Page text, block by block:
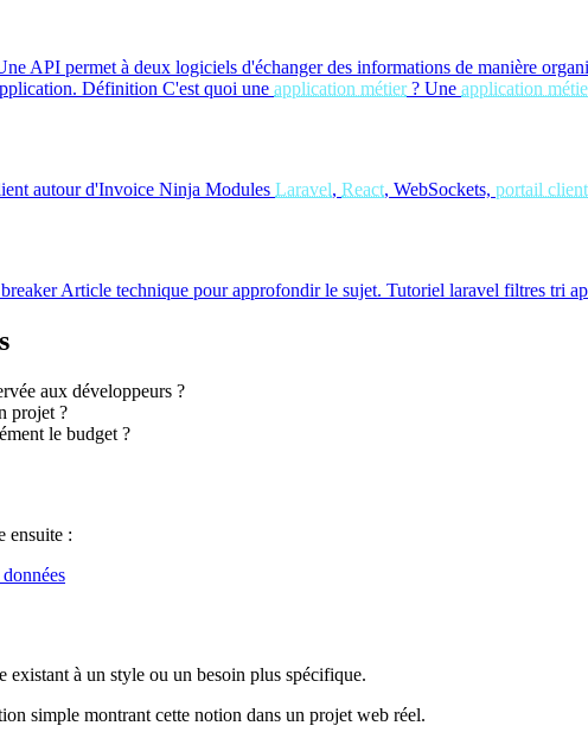
API permet à deux logiciels d'échanger des informations de manière
Définition C'est quoi une application métier? Une application
autour d'Invoice Ninja Modules Laravel, React, WebSockets, portail client
Article technique pour approfondir le sujet. Tutoriel laravel filtres tri
aux développeurs ?
projet ?
le budget ?
ensuite :
existant à un style ou un besoin plus spécifique.
simple montrant cette notion dans un projet web réel.